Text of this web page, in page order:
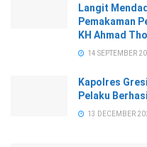
Langit
Pemakaman
KH Ahmad
14 SEPTEMBER
Kapolres
Pelaku
13 DECEMBER